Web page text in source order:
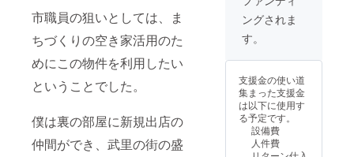
市職員の狙いとしては、ま
ちづくりの空き家活用のた
めにこの物件を利用したい
ということでした。
僕は裏の部屋に新規出店の
仲間ができ、武里の街の盛
ングされま
す。
支援金の使い道
集まった支援金
は以下に使用す
る予定です。
設備費
人件費